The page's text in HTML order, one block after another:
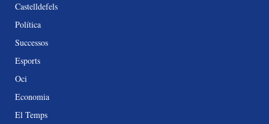
Castelldefels
Política
Successos
Esports
Oci
Economia
El Temps